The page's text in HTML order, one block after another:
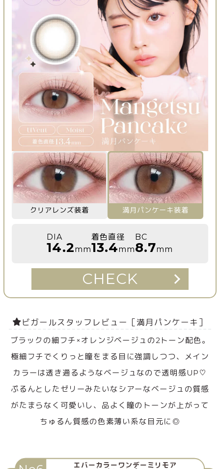
クリアレンズ装着 満月パンケーキ装着
DIA
14.2mm
着色直径
13.4mm
BC
8.7mm
CHECK
ビガールスタッフレビュー［満月パンケーキ］
ブラックの細フチ×オレンジベージュの2トーン配色。
極細フチでくりっと瞳をまる目に強調しつつ、メイン
カラーは透き通るようなベージュなので透明感UP♡
ぷるんとしたゼリーみたいなシアーなベージュの質感
がたまらなく可愛いし、品よく瞳のトーンが上がって
ちゅるん質感の色素薄い系な目元に◎
エバーカラーワンデーミリモア